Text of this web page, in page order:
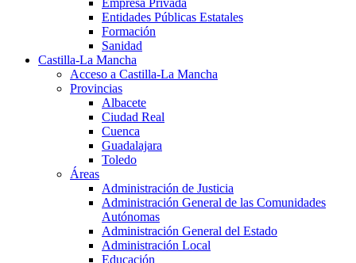
Empresa Privada
Entidades Públicas Estatales
Formación
Sanidad
Castilla-La Mancha
Acceso a Castilla-La Mancha
Provincias
Albacete
Ciudad Real
Cuenca
Guadalajara
Toledo
Áreas
Administración de Justicia
Administración General de las Comunidades
Autónomas
Administración General del Estado
Administración Local
Educación